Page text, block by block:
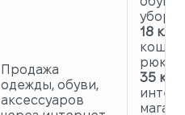
Продажа
одежды, обуви,
аксессуаров
уборы.
18
35